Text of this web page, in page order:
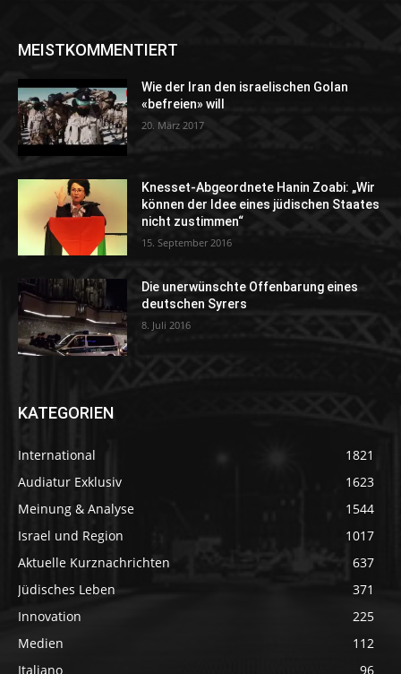
MEISTKOMMENTIERT
Wie der Iran den israelischen Golan
«befreien» will
20. März 2017
Knesset-Abgeordnete Hanin Zoabi: „Wir
können der Idee eines jüdischen Staates
nicht zustimmen“
15. September 2016
Die unerwünschte Offenbarung eines
deutschen Syrers
8. Juli 2016
KATEGORIEN
International
1821
Audiatur Exklusiv
1623
Meinung & Analyse
1544
Israel und Region
1017
Aktuelle Kurznachrichten
637
Jüdisches Leben
371
Innovation
225
Medien
112
Italiano
96